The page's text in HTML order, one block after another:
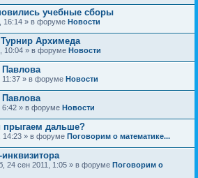
учебные сборы
16:14 » в форуме Новости
Архимеда
10:04 » в форуме Новости
11:37 » в форуме Новости
6:42 » в форуме Новости
прыгаем дальше?
14:23 » в форуме Поговорим о математике...
24 сен 2011, 1:05 » в форуме Поговорим о